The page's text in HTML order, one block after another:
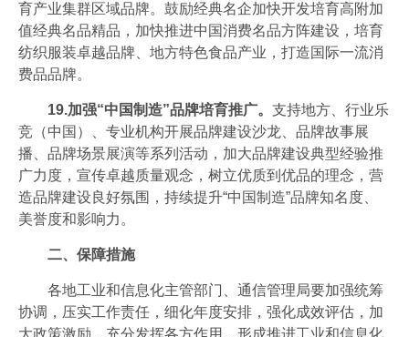
育产业集群区域品牌。鼓励经典名企加快开发培育高附加
值经典名品精品，加快推进中国消费名品方阵建设，培育
纺织服装卓越品牌、地方特色食品产业，打造国际一流消
费品品牌。
19.加强“中国制造”品牌培育推广。 支持地方、行业乐
竞（中国）、专业机构开展品牌建设沙龙、品牌故事展
播、品牌场景展演等系列活动，加大品牌建设典型经验推
广力度，宣传卓越质量观念，树立优质到优品的理念，营
造品牌建设良好氛围，持续提升“中国制造”品牌知名度、
美誉度和影响力。
二、保障措施
各地工业和信息化主管部门、通信管理局要加强统筹
协调，压实工作责任，细化年度安排，强化成效评估，加
大政策激励，充分发挥各方作用，形成推进工业和信息化